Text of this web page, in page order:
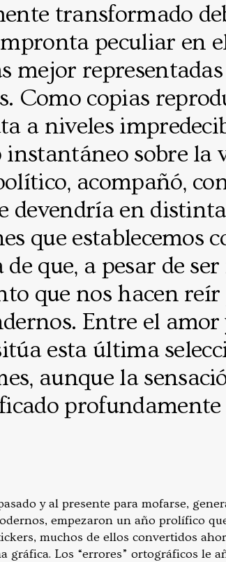
transformado
peculiar en
mejor
Como copias
a niveles
sobre la
acompañó,
devendría en
que establecemos
que, a pesar de
que nos hacen reír
Entre el amor
esta última
aunque la
profundamente
y al presente para mofarse,
empezaron un año prolífico
muchos de ellos convertidos
Los “errores” ortográficos le